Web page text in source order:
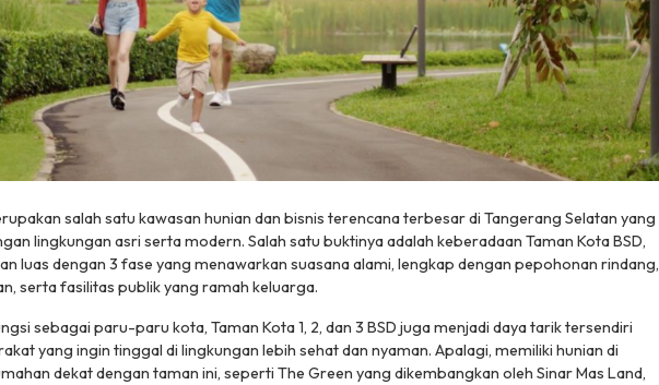
salah satu kawasan hunian dan bisnis terencana terbesar di Tangerang Selatan yang
lingkungan asri serta modern. Salah satu buktinya adalah keberadaan Taman Kota BSD,
luas dengan 3 fase yang menawarkan suasana alami, lengkap dengan pepohonan rindang,
serta fasilitas publik yang ramah keluarga.
sebagai paru-paru kota, Taman Kota 1, 2, dan 3 BSD juga menjadi daya tarik tersendiri
yang ingin tinggal di lingkungan lebih sehat dan nyaman. Apalagi, memiliki hunian di
dekat dengan taman ini, seperti The Green yang dikembangkan oleh Sinar Mas Land,